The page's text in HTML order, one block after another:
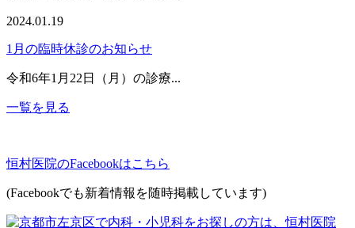
2024.01.19
1月の臨時休診のお知らせ
令和6年1月22日（月）の診療...
一覧を見る
恒村医院のFacebookはこちら
(Facebookでも新着情報を随時掲載しています)